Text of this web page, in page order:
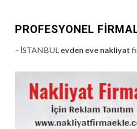
PROFESYONEL
– İSTANBUL evden eve nakliyat